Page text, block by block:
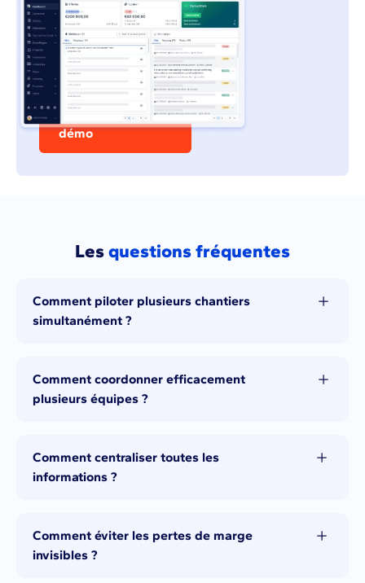
Reprenez le contrôle sur
la gestion de vos
chantiers et de votre
entreprise
Demander une
démo
Lesquestions fréquentes
Comment piloter plusieurs chantiers
simultanément ?
Comment coordonner efficacement
plusieurs équipes ?
partageant les données en temps réel.
Comment centraliser toutes les
informations ?
planning, documents, photos et indicateurs.
Comment éviter les pertes de marge
invisibles ?